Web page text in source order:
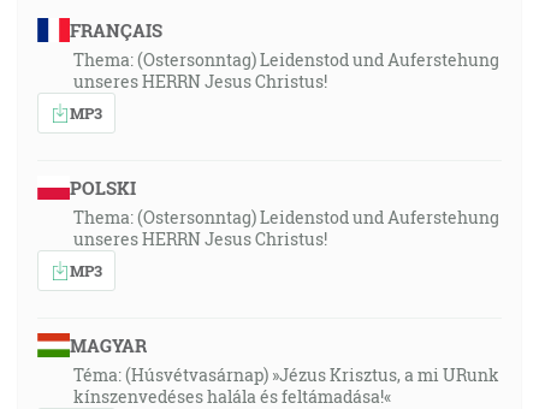
FRANÇAIS
Thema: (Ostersonntag) Leidenstod und Auferstehung
unseres HERRN Jesus Christus!
MP3
POLSKI
Thema: (Ostersonntag) Leidenstod und Auferstehung
unseres HERRN Jesus Christus!
MP3
MAGYAR
Téma: (Húsvétvasárnap) »Jézus Krisztus, a mi URunk
kínszenvedéses halála és feltámadása!«